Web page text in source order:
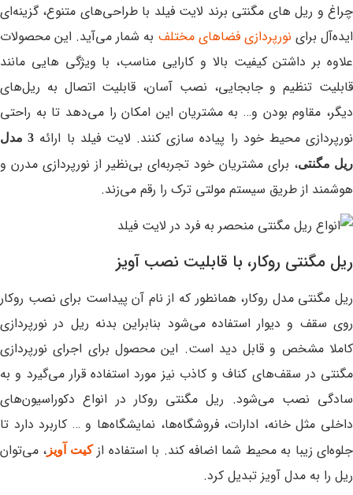
چراغ‌ و ریل های مگنتی برند لایت فیلد با طراحی‌های متنوع، گزینه‌ای
ایده‌آل برای نورپردازی فضاهای مختلف به شمار می‌آید. این محصولات
علاوه بر داشتن کیفیت بالا و کارایی مناسب، با ویژگی‌ هایی مانند
قابلیت تنظیم و جابجایی، نصب آسان، قابلیت اتصال به ریل‌های
دیگر، مقاوم بودن و… به مشتریان این امکان را می‌دهد تا به راحتی
نورپردازی محیط خود را پیاده سازی کنند. لایت فیلد با ارائه
3 مدل
ریل مگنتی، برای مشتریان خود تجربه‌ای بی‌نظیر از نورپردازی مدرن و
هوشمند از طریق سیستم مولتی ترک را رقم می‌زند.
ریل مگنتی روکار، با قابلیت نصب آویز
ریل مگنتی مدل روکار، همانطور که از نام آن پیداست برای نصب روکار
روی سقف و دیوار استفاده می‌شود بنابراین بدنه ریل در نورپردازی
کاملا مشخص و قابل دید است. این محصول برای اجرای نورپردازی
مگنتی در سقف‌های کناف و کاذب نیز مورد استفاده قرار می‌گیرد و به
سادگی نصب می‌شود. ریل مگنتی روکار در انواع دکوراسیون‌های
داخلی مثل خانه، ادارات، فروشگاه‌ها، نمایشگاه‌ها و … کاربرد دارد تا
جلوه‌ای زیبا به محیط شما اضافه کند. با استفاده ازکیت آویز ، می‌توان
ریل را به مدل آویز تبدیل کرد.